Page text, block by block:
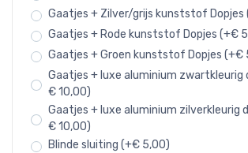
Gaatjes + Zilver/grijs kunststof Dopjes
Gaatjes + Rode kunststof Dopjes (+€
Gaatjes + Groen kunststof Dopjes (+€
Gaatjes + luxe aluminium zwartkleurig
€ 10,00)
Gaatjes + luxe aluminium zilverkleurig
€ 10,00)
Blinde sluiting (+€ 5,00)